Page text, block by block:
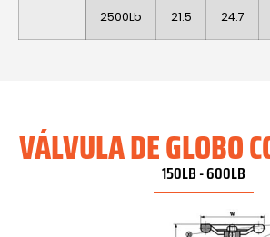
2500Lb 21.5 24.7
VÁLVULA DE GLOBO
150LB - 600LB